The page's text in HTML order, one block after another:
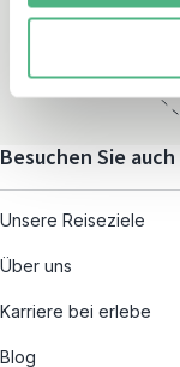
Besuchen Sie auch
Unsere Reiseziele
Über uns
Karriere bei erlebe
Blog